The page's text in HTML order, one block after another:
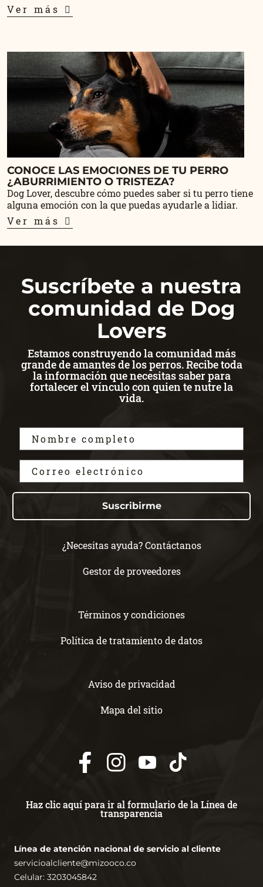
Ver más
CONOCE LAS EMOCIONES DE TU PERRO
¿ABURRIMIENTO O TRISTEZA?
Dog Lover, descubre cómo puedes saber si tu perro tiene
alguna emoción con la que puedas ayudarle a lidiar.
Ver más
Suscríbete a nuestra
comunidad de Dog
Lovers
Estamos construyendo la comunidad más
grande de amantes de los perros. Recibe toda
la información que necesitas saber para
fortalecer el vínculo con quien te nutre la
vida.
Suscribirme
¿Necesitas ayuda? Contáctanos
Gestor de proveedores
Términos y condiciones
Política de tratamiento de datos
Aviso de privacidad
Mapa del sitio
Haz clic aquí para ir al formulario de la Línea de
transparencia
Línea de atención nacional de servicio al cliente
servicioalcliente@mizooco.co
Celular: 3203045842